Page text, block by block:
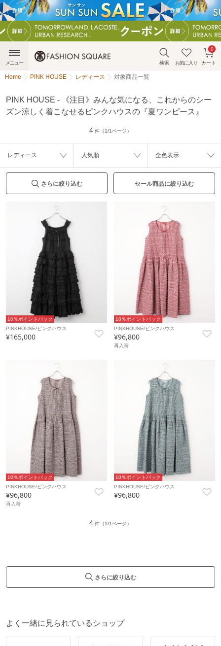
検索 お気に入り カート
0
メニュー
Home PINK HOUSE レディース 対象商品一覧
PINK HOUSE - 《注目》みんな気になる、これからのシー
ズン涼しく着こなせるピンクハウスの『夏ワンピース』
4 件（1/1ページ）
レディース 人気順 全色表示
さらに絞り込む セール商品に絞り込む
10％ポイントバック
PINKHOUSE/ピンクハウス
¥165,000
10％ポイントバック
PINKHOUSE/ピンクハウス
¥96,800
再入荷
10％ポイントバック
PINKHOUSE/ピンクハウス
¥96,800
再入荷
10％ポイントバック
PINKHOUSE/ピンクハウス
¥96,800
4 件（1/1ページ）
さらに絞り込む
よく一緒に見られているショップ